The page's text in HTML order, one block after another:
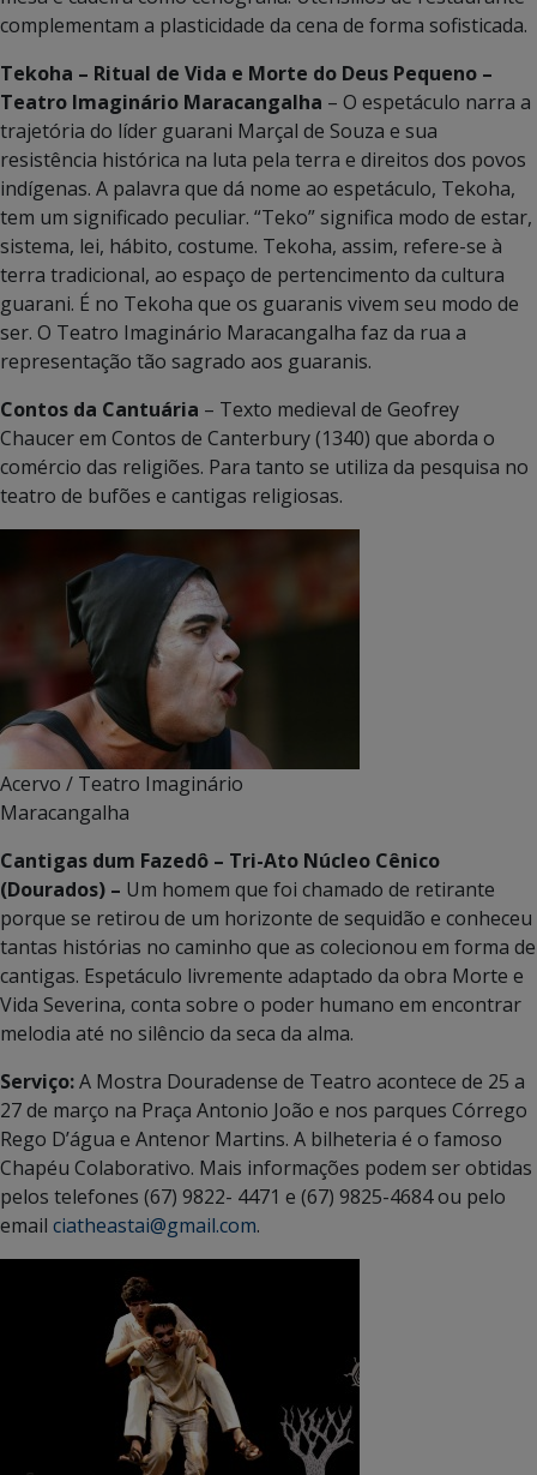
complementam a plasticidade da cena de forma sofisticada.
Tekoha – Ritual de Vida e Morte do Deus Pequeno –
Teatro Imaginário Maracangalha – O espetáculo narra a
trajetória do líder guarani Marçal de Souza e sua
resistência histórica na luta pela terra e direitos dos povos
indígenas. A palavra que dá nome ao espetáculo, Tekoha,
tem um significado peculiar. “Teko” significa modo de estar,
sistema, lei, hábito, costume. Tekoha, assim, refere-se à
terra tradicional, ao espaço de pertencimento da cultura
guarani. É no Tekoha que os guaranis vivem seu modo de
ser. O Teatro Imaginário Maracangalha faz da rua a
representação tão sagrado aos guaranis.
Contos da Cantuária – Texto medieval de Geofrey
Chaucer em Contos de Canterbury (1340) que aborda o
comércio das religiões. Para tanto se utiliza da pesquisa no
teatro de bufões e cantigas religiosas.
Acervo / Teatro Imaginário
Maracangalha
Cantigas dum Fazedô – Tri-Ato Núcleo Cênico
(Dourados) – Um homem que foi chamado de retirante
porque se retirou de um horizonte de sequidão e conheceu
tantas histórias no caminho que as colecionou em forma de
cantigas. Espetáculo livremente adaptado da obra Morte e
Vida Severina, conta sobre o poder humano em encontrar
melodia até no silêncio da seca da alma.
Serviço:A Mostra Douradense de Teatro acontece de 25 a
27 de março na Praça Antonio João e nos parques Córrego
Rego D’água e Antenor Martins. A bilheteria é o famoso
Chapéu Colaborativo. Mais informações podem ser obtidas
pelos telefones (67) 9822- 4471 e (67) 9825-4684 ou pelo
email ciatheastai@gmail.com.